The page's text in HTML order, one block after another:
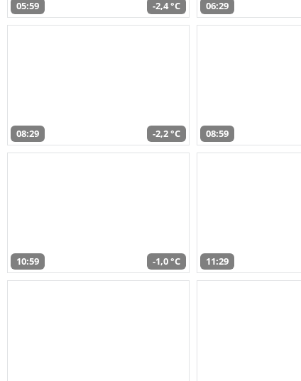
05:59 -2,4 °C 06:29
08:29 -2,2 °C 08:59
10:59 -1,0 °C 11:29